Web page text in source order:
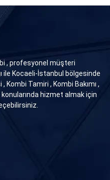
, profesyonel müşteri
ile Kocaeli-İstanbul bölgesinde
Tamiri , Kombi Bakımı ,
hizmet almak için